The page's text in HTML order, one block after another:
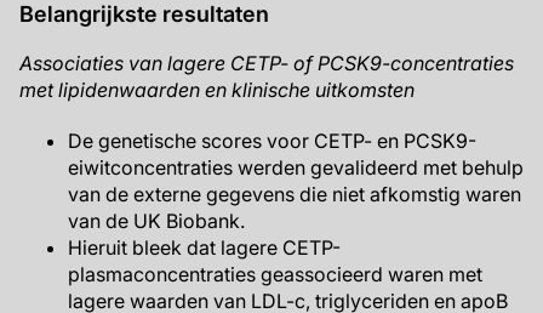
Belangrijkste resultaten
Associaties van lagere CETP- of PCSK9-concentraties
met lipidenwaarden en klinische uitkomsten
De genetische scores voor CETP- en PCSK9-
eiwitconcentraties werden gevalideerd met behulp
van de externe gegevens die niet afkomstig waren
van de UK Biobank.
Hieruit bleek dat lagere CETP-
plasmaconcentraties geassocieerd waren met
lagere waarden van LDL-c, triglyceriden en apoB